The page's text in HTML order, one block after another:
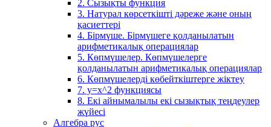
2. Сызықты функция
3. Натурал көрсеткішті дәреже және оның
қасиеттері
4. Бірмүше. Бірмүшеге қолданылатын
арифметикалық операциялар
5. Көпмүшелер. Көпмүшелерге
қолданылатын арифметикалық операциялар
6. Көпмүшелерді көбейткіштерге жіктеу
7. у=х^2 функциясы
8. Екі айнымалылы екі сызықтық теңдеулер
жүйесі
Алгебра рус